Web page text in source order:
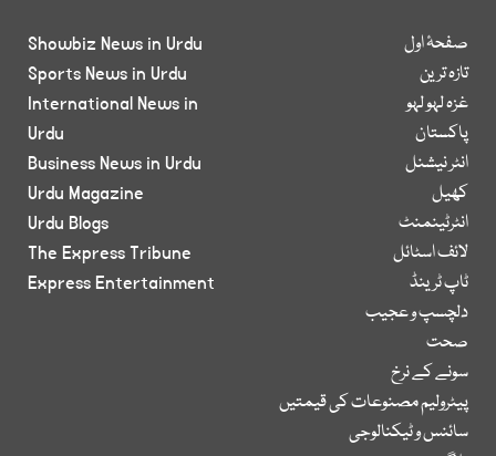
صفحۂ اول
تازہ ترین
غزہ لہو لہو
پاکستان
انٹر نیشنل
کھیل
انٹرٹینمنٹ
لائف اسٹائل
ٹاپ ٹرینڈ
دلچسپ و عجیب
صحت
سونے کے نرخ
پیٹرولیم مصنوعات کی قیمتیں
سائنس و ٹیکنالوجی
Showbiz News in Urdu
Sports News in Urdu
International News in
Urdu
Business News in Urdu
Urdu Magazine
Urdu Blogs
The Express Tribune
Express Entertainment